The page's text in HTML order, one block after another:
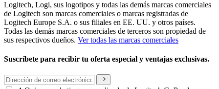
Logitech, Logi, sus logotipos y todas las demás marcas comerciales
de Logitech son marcas comerciales o marcas registradas de
Logitech Europe S.A. o sus filiales en EE. UU. y otros países.
Todas las demás marcas comerciales de terceros son propiedad de
sus respectivos dueños. Ver todas las marcas comerciales
Suscríbete para recibir tu oferta especial y ventajas exclusivas.